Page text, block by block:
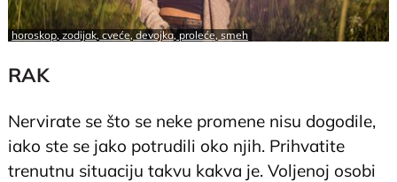
horoskop, zodijak, cveće, devojka, proleće, smeh
RAK
Nervirate se što se neke promene nisu dogodile,
iako ste se jako potrudili oko njih. Prihvatite
trenutnu situaciju takvu kakva je. Voljenoj osobi